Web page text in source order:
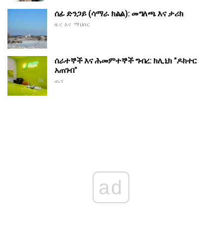
ሰፊ ድንጋይ (ሳማራ ክልል): መግለጫ እና ታሪክ
ዜና እና ማህበር
ሰራተኞች እና ሕመምተኞች ግብረ: ክሊኒክ "ዶክተር
አጠገብ"
ጤና
ad